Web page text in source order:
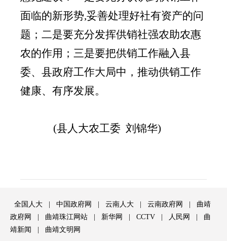
面临的新形势,妥善处理好社有资产的问
题；二是要充分发挥供销社强农助农惠
农的作用；三是要把供销工作融入县
委、县政府工作大局中，推动供销工作
健康、有序发展。
(县人大农工委 刘锦华)
全国人大 中国政府网 云南人大 云南政府网
曲靖
政府网
曲靖珠江网站 新华网 CCTV 人民网
曲
靖新闻
曲靖文明网